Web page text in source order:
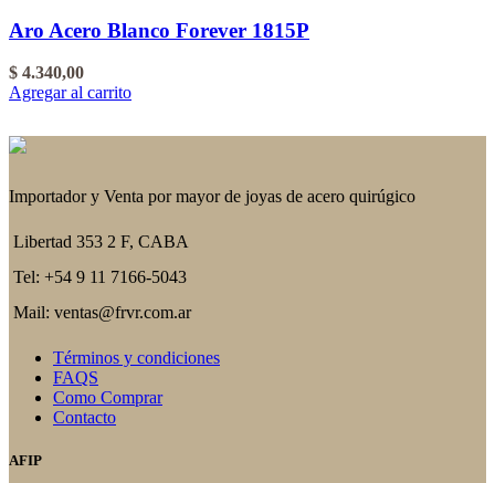
Aro Acero Blanco Forever 1815P
$ 4.340,00
Agregar al carrito
Importador y Venta por mayor de joyas de acero quirúgico
Libertad 353 2 F, CABA
Tel: +54 9 11 7166-5043
Mail: ventas@frvr.com.ar
Términos y condiciones
FAQS
Como Comprar
Contacto
AFIP